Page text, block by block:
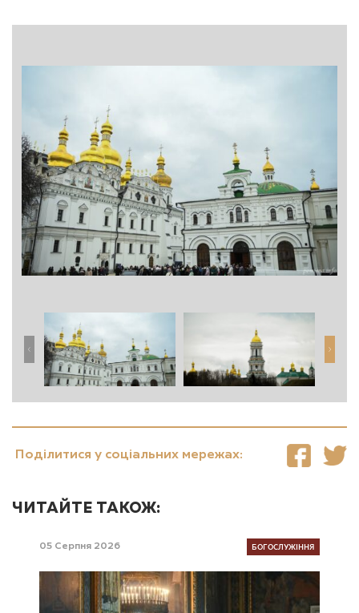
Поділитися у соціальних мережах:
ЧИТАЙТЕ ТАКОЖ:
05 Серпня 2026 БОГОСЛУЖІННЯ